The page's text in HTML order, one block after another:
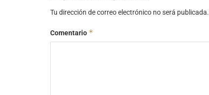
Tu dirección de correo electrónico no será publicada.
Comentario *